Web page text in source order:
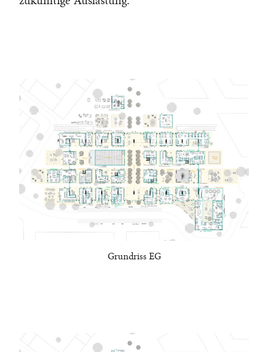
Grundriss EG